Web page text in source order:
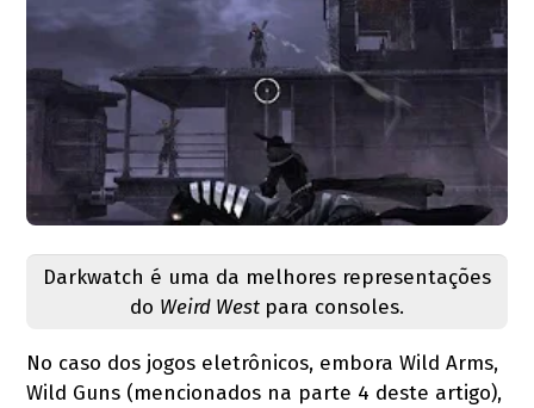
Darkwatch é uma da melhores representações
do Weird West para consoles.
No caso dos jogos eletrônicos, embora Wild Arms,
Wild Guns (mencionados na parte 4 deste artigo),